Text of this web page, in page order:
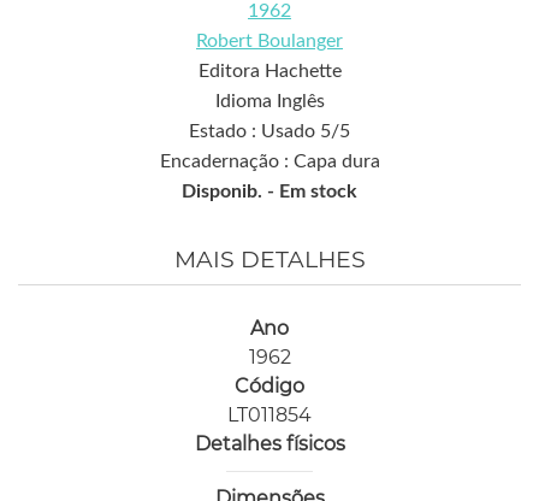
1962
Robert Boulanger
Editora Hachette
Idioma Inglês
Estado : Usado 5/5
Encadernação : Capa dura
Disponib. - Em stock
MAIS DETALHES
Ano
1962
Código
LT011854
Detalhes físicos